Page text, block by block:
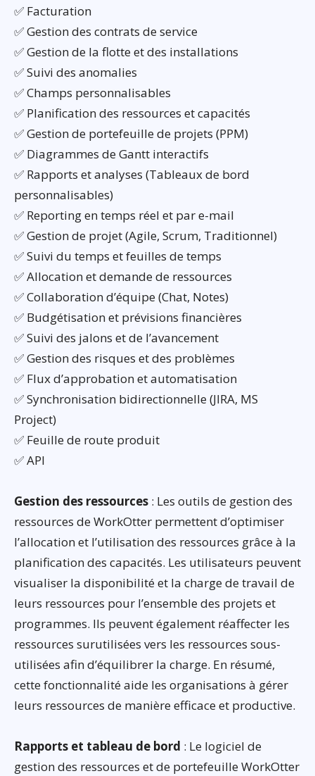
✅ Facturation
✅ Gestion des contrats de service
✅ Gestion de la flotte et des installations
✅ Suivi des anomalies
✅ Champs personnalisables
✅ Planification des ressources et capacités
✅ Gestion de portefeuille de projets (PPM)
✅ Diagrammes de Gantt interactifs
✅ Rapports et analyses (Tableaux de bord
personnalisables)
✅ Reporting en temps réel et par e-mail
✅ Gestion de projet (Agile, Scrum, Traditionnel)
✅ Suivi du temps et feuilles de temps
✅ Allocation et demande de ressources
✅ Collaboration d’équipe (Chat, Notes)
✅ Budgétisation et prévisions financières
✅ Suivi des jalons et de l’avancement
✅ Gestion des risques et des problèmes
✅ Flux d’approbation et automatisation
✅ Synchronisation bidirectionnelle (JIRA, MS
Project)
✅ Feuille de route produit
✅ API
Gestion des ressources : Les outils de gestion des
ressources de WorkOtter permettent d’optimiser
l’allocation et l’utilisation des ressources grâce à la
planification des capacités. Les utilisateurs peuvent
visualiser la disponibilité et la charge de travail de
leurs ressources pour l’ensemble des projets et
programmes. Ils peuvent également réaffecter les
ressources surutilisées vers les ressources sous-
utilisées afin d’équilibrer la charge. En résumé,
cette fonctionnalité aide les organisations à gérer
leurs ressources de manière efficace et productive.
Rapports et tableau de bord : Le logiciel de
gestion des ressources et de portefeuille WorkOtter